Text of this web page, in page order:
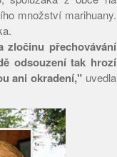
množství marihuany.
zločinu přechovávání
odsouzení tak hrozí
ani okradení,"uvedla